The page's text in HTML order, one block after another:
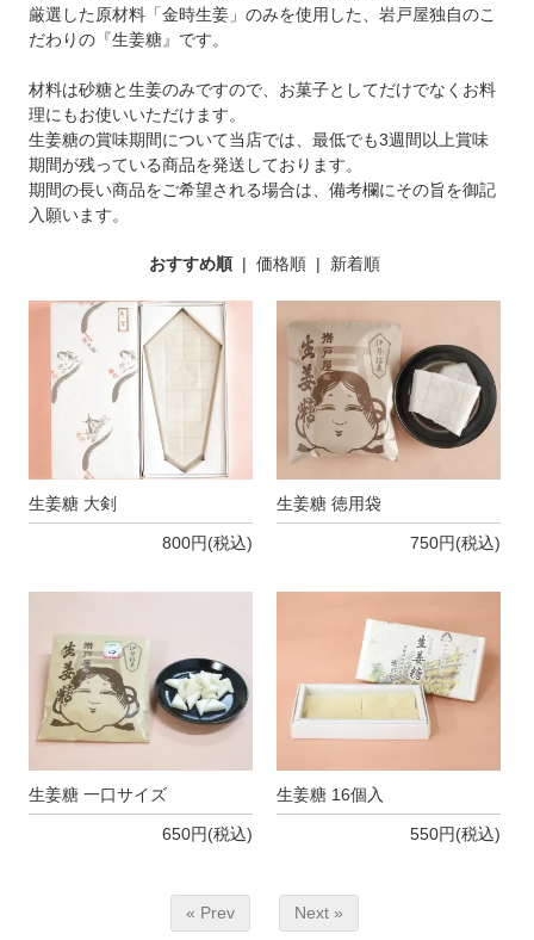
厳選した原材料「金時生姜」のみを使用した、岩戸屋独自のこ
だわりの『生姜糖』です。
材料は砂糖と生姜のみですので、お菓子としてだけでなくお料
理にもお使いいただけます。
生姜糖の賞味期間について当店では、最低でも3週間以上賞味
期間が残っている商品を発送しております。
期間の長い商品をご希望される場合は、備考欄にその旨を御記
入願います。
おすすめ順| 価格順| 新着順
生姜糖 大剣
800円(税込)
生姜糖 徳用袋
750円(税込)
生姜糖 一口サイズ
650円(税込)
生姜糖 16個入
550円(税込)
« Prev Next »